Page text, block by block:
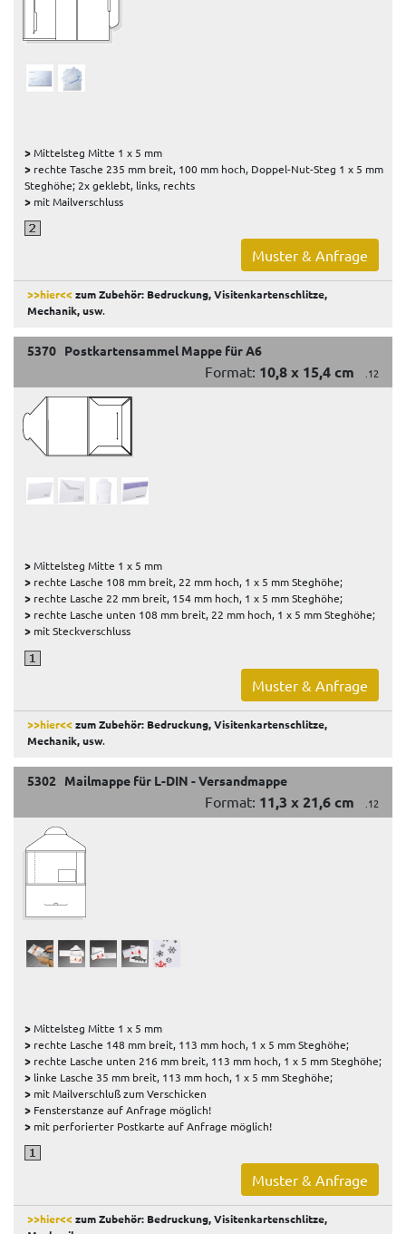
>Mittelsteg Mitte 1 x 5 mm
> rechte Tasche 235 mm breit, 100 mm hoch, Doppel-Nut-Steg 1 x 5 mm
Steghöhe; 2x geklebt, links, rechts
> mit Mailverschluss
Muster & Anfrage
>>hier<<zum Zubehör: Bedruckung, Visitenkartenschlitze,
Mechanik, usw.
5370 Postkartensammel Mappe für A6
Format: 10,8 x 15,4 cm .12
>Mittelsteg Mitte 1 x 5 mm
> rechte Lasche 108 mm breit, 22 mm hoch, 1 x 5 mm Steghöhe;
> rechte Lasche 22 mm breit, 154 mm hoch, 1 x 5 mm Steghöhe;
> rechte Lasche unten 108 mm breit, 22 mm hoch, 1 x 5 mm Steghöhe;
> mit Steckverschluss
Muster & Anfrage
>>hier<<zum Zubehör: Bedruckung, Visitenkartenschlitze,
Mechanik, usw.
5302 Mailmappe für L-DIN - Versandmappe
Format: 11,3 x 21,6 cm .12
>Mittelsteg Mitte 1 x 5 mm
> rechte Lasche 148 mm breit, 113 mm hoch, 1 x 5 mm Steghöhe;
> rechte Lasche unten 216 mm breit, 113 mm hoch, 1 x 5 mm Steghöhe;
> linke Lasche 35 mm breit, 113 mm hoch, 1 x 5 mm Steghöhe;
> mit Mailverschluß zum Verschicken
> Fensterstanze auf Anfrage möglich!
> mit perforierter Postkarte auf Anfrage möglich!
Muster & Anfrage
>>hier<<zum Zubehör: Bedruckung, Visitenkartenschlitze,